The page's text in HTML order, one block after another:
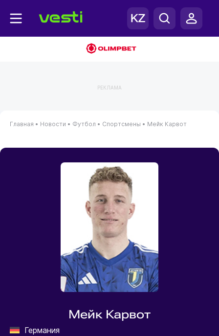
РЕКЛАМА
Главная • Новости • Футбол • Спортсмены • Мейк Карвот
Мейк Карвот
Германия